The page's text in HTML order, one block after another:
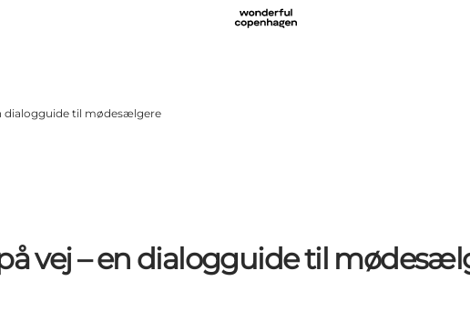
dialogguide til mødesælgere
vej – en dialogguide til